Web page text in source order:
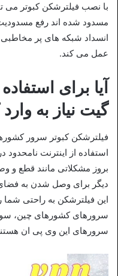
با نصب فیلترشکن کبوتر می
مسدود شده اند رفع
انسداد شبکه های پر مخاطبی
عمل می کند.
آیا برای
گیت نیاز به
فیلترشکن کبوتر سرور
استفاده از اینترنت
بروز مشکلاتی مانند قطع و
دیگر برای وصل شدن به
این فیلترشکن به راحتی
سرورهای کشورهای چین،
سرورهای این وی پی ان